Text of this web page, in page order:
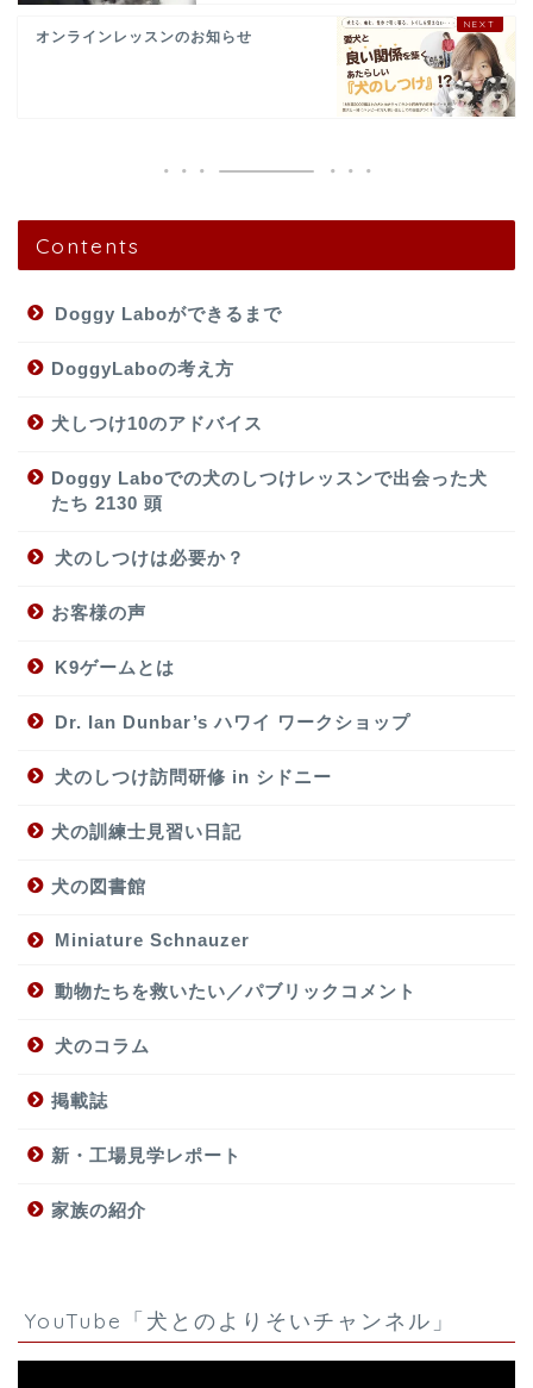
オンラインレッスンのお知らせ
Contents
Doggy Laboができるまで
DoggyLaboの考え方
犬しつけ10のアドバイス
Doggy Laboでの犬のしつけレッスンで出会った犬
たち 2130 頭
犬のしつけは必要か？
お客様の声
K9ゲームとは
Dr. Ian Dunbar’s ハワイ ワークショップ
犬のしつけ訪問研修 in シドニー
犬の訓練士見習い日記
犬の図書館
Miniature Schnauzer
動物たちを救いたい／パブリックコメント
犬のコラム
掲載誌
新・工場見学レポート
家族の紹介
YouTube「犬とのよりそいチャンネル」